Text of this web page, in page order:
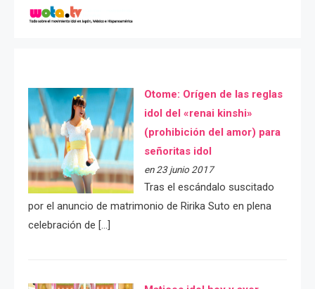
Otome: Orígen de las reglas
idol del «renai kinshi»
(prohibición del amor) para
señoritas idol
en 23 junio 2017
Tras el escándalo suscitado
por el anuncio de matrimonio de Ririka Suto en plena
celebración de […]